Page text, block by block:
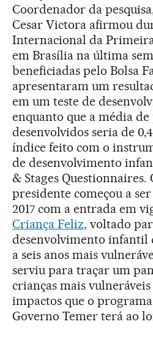
Coordenador da
Cesar Victora afirmou
Internacional da
em Brasília na última
beneficiadas pelo Bolsa
apresentaram um
em um teste de
enquanto que a média de
desenvolvidos seria de
índice feito com o
de desenvolvimento
& Stages Questionnaires.
presidente começou a
2017 com a entrada em
Criança Feliz, voltado
desenvolvimento infantil
a seis anos mais
serviu para traçar um
crianças mais
impactos que o
Governo Temer terá ao